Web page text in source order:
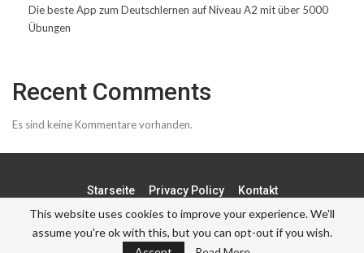
Die beste App zum Deutschlernen auf Niveau A2 mit über 5000
Übungen
Recent Comments
Es sind keine Kommentare vorhanden.
Starseite Privacy Policy Kontakt
© - . All Rights Reserved.
This website uses cookies to improve your experience. We'll
assume you're ok with this, but you can opt-out if you wish.